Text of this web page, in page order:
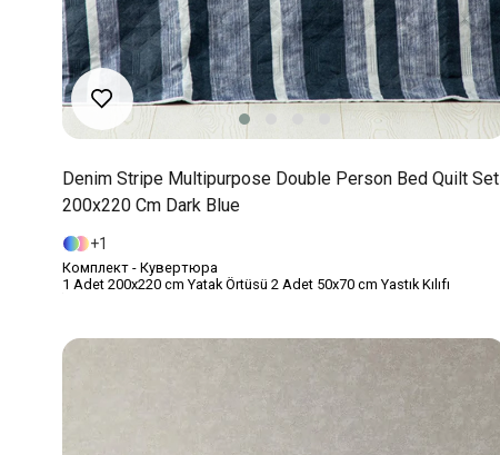
Denim Stripe Multipurpose Double Person Bed Quilt Set
200x220 Cm Dark Blue
1
Комплект - Кувертюра
1 Adet 200x220 cm Yatak Örtüsü 2 Adet 50x70 cm Yastık Kılıfı